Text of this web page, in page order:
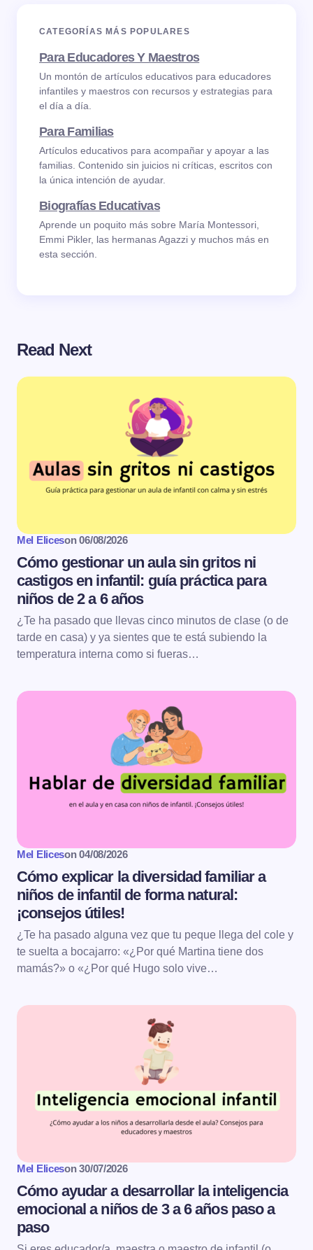
CATEGORÍAS MÁS POPULARES
Para Educadores Y Maestros
Un montón de artículos educativos para educadores
infantiles y maestros con recursos y estrategias para
el día a día.
Para Familias
Artículos educativos para acompañar y apoyar a las
familias. Contenido sin juicios ni críticas, escritos con
la única intención de ayudar.
Biografías Educativas
Aprende un poquito más sobre María Montessori,
Emmi Pikler, las hermanas Agazzi y muchos más en
esta sección.
Read Next
Mel Eliceson 06/08/2026
Cómo gestionar un aula sin gritos ni
castigos en infantil: guía práctica para
niños de 2 a 6 años
¿Te ha pasado que llevas cinco minutos de clase (o de
tarde en casa) y ya sientes que te está subiendo la
temperatura interna como si fueras…
Mel Eliceson 04/08/2026
Cómo explicar la diversidad familiar a
niños de infantil de forma natural:
¡consejos útiles!
¿Te ha pasado alguna vez que tu peque llega del cole y
te suelta a bocajarro: «¿Por qué Martina tiene dos
mamás?» o «¿Por qué Hugo solo vive…
Mel Eliceson 30/07/2026
Cómo ayudar a desarrollar la inteligencia
emocional a niños de 3 a 6 años paso a
paso